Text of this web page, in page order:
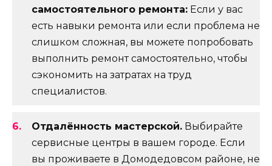
самостоятельного ремонта: Если у вас
есть навыки ремонта или если проблема не
слишком сложная, вы можете попробовать
выполнить ремонт самостоятельно, чтобы
сэкономить на затратах на труд
специалистов.
Отдалённость мастерской. Выбирайте
сервисные центры в вашем городе. Если
вы проживаете в Домодедовсом районе, не